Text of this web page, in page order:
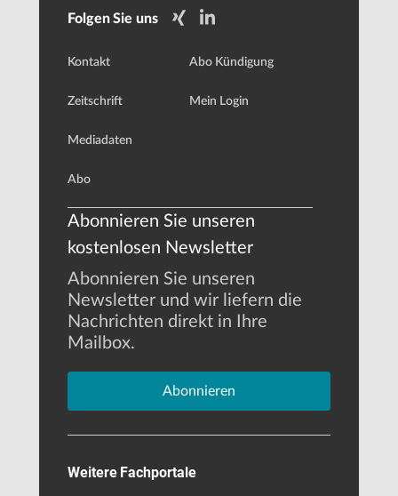
Folgen Sie uns
Kontakt
Zeitschrift
Mediadaten
Abo
Abo Kündigung
Mein Login
Abonnieren Sie unseren
kostenlosen Newsletter
Abonnieren Sie unseren
Newsletter und wir liefern die
Nachrichten direkt in Ihre
Mailbox.
Abonnieren
Weitere Fachportale